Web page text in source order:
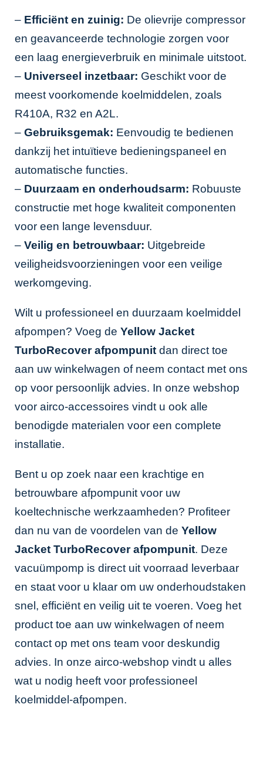
– Efficiënt en zuinig: De olievrije compressor
en geavanceerde technologie zorgen voor
een laag energieverbruik en minimale uitstoot.
– Universeel inzetbaar: Geschikt voor de
meest voorkomende koelmiddelen, zoals
R410A, R32 en A2L.
– Gebruiksgemak: Eenvoudig te bedienen
dankzij het intuïtieve bedieningspaneel en
automatische functies.
– Duurzaam en onderhoudsarm: Robuuste
constructie met hoge kwaliteit componenten
voor een lange levensduur.
– Veilig en betrouwbaar: Uitgebreide
veiligheidsvoorzieningen voor een veilige
werkomgeving.
Wilt u professioneel en duurzaam koelmiddel
afpompen? Voeg de Yellow Jacket
TurboRecover afpompunit dan direct toe
aan uw winkelwagen of neem contact met ons
op voor persoonlijk advies. In onze webshop
voor airco-accessoires vindt u ook alle
benodigde materialen voor een complete
installatie.
Bent u op zoek naar een krachtige en
betrouwbare afpompunit voor uw
koeltechnische werkzaamheden? Profiteer
dan nu van de voordelen van de Yellow
Jacket TurboRecover afpompunit. Deze
vacuümpomp is direct uit voorraad leverbaar
en staat voor u klaar om uw onderhoudstaken
snel, efficiënt en veilig uit te voeren. Voeg het
product toe aan uw winkelwagen of neem
contact op met ons team voor deskundig
advies. In onze airco-webshop vindt u alles
wat u nodig heeft voor professioneel
koelmiddel-afpompen.